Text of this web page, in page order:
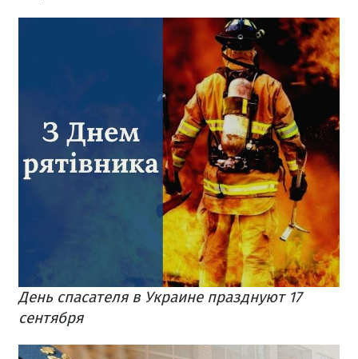
День спасателя в Украине празднуют 17
сентября